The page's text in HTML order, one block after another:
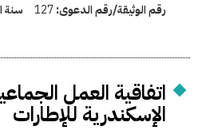
رقم الوثيقة/رقم الدعوى:127 سنة
اتفاقية العمل
الإسكندرية للإطارات